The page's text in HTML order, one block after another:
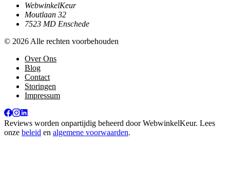
WebwinkelKeur
Moutlaan 32
7523 MD Enschede
© 2026 Alle rechten voorbehouden
Over Ons
Blog
Contact
Storingen
Impressum
Reviews worden onpartijdig beheerd doorWebwinkelKeur. Lees
onze beleid en algemene voorwaarden.